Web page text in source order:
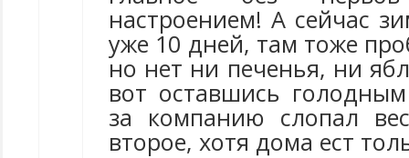
настроением! А сейчас
уже 10 дней, там тоже
но нет ни печенья, ни
вот оставшись
за компанию слопал
второе, хотя дома ест